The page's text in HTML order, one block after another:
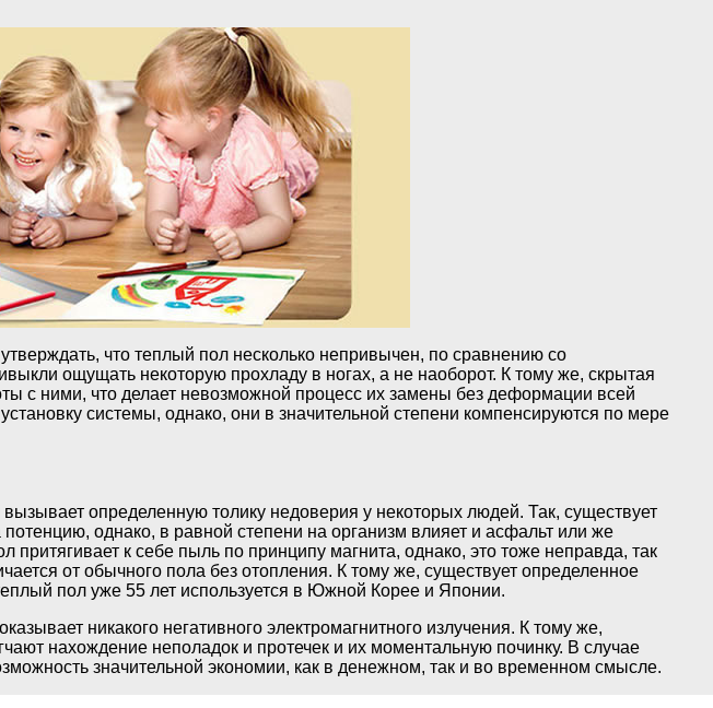
что теплый пол несколько непривычен, по сравнению со
ощущать некоторую прохладу в ногах, а не наоборот. К тому же, скрытая
с ними, что делает невозможной процесс их замены без деформации всей
системы, однако, они в значительной степени компенсируются по мере
определенную толику недоверия у некоторых людей. Так, существует
однако, в равной степени на организм влияет и асфальт или же
притягивает к себе пыль по принципу магнита, однако, это тоже неправда, так
от обычного пола без отопления. К тому же, существует определенное
пол уже 55 лет используется в Южной Корее и Японии.
никакого негативного электромагнитного излучения. К тому же,
нахождение неполадок и протечек и их моментальную починку. В случае
значительной экономии, как в денежном, так и во временном смысле.